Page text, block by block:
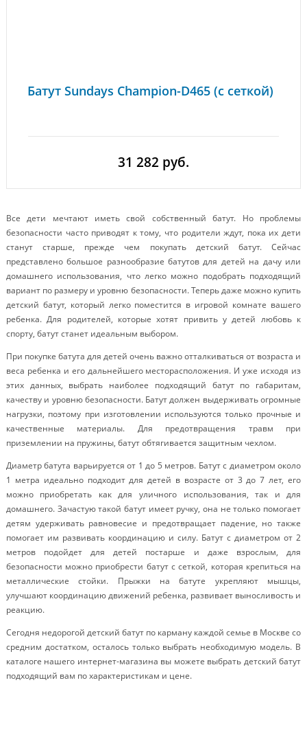
Батут Sundays Champion-D465 (с сеткой)
31 282 руб.
Все дети мечтают иметь свой собственный батут. Но проблемы
безопасности часто приводят к тому, что родители ждут, пока их дети
станут старше, прежде чем покупать детский батут. Сейчас
представлено большое разнообразие батутов для детей на дачу или
домашнего использования, что легко можно подобрать подходящий
вариант по размеру и уровню безопасности. Теперь даже можно купить
детский батут, который легко поместится в игровой комнате вашего
ребенка. Для родителей, которые хотят привить у детей любовь к
спорту, батут станет идеальным выбором.
При покупке батута для детей очень важно отталкиваться от возраста и
веса ребенка и его дальнейшего месторасположения. И уже исходя из
этих данных, выбрать наиболее подходящий батут по габаритам,
качеству и уровню безопасности. Батут должен выдерживать огромные
нагрузки, поэтому при изготовлении используются только прочные и
качественные материалы. Для предотвращения травм при
приземлении на пружины, батут обтягивается защитным чехлом.
Диаметр батута варьируется от 1 до 5 метров. Батут с диаметром около
1 метра идеально подходит для детей в возрасте от 3 до 7 лет, его
можно приобретать как для уличного использования, так и для
домашнего. Зачастую такой батут имеет ручку, она не только помогает
детям удерживать равновесие и предотвращает падение, но также
помогает им развивать координацию и силу. Батут с диаметром от 2
метров подойдет для детей постарше и даже взрослым, для
безопасности можно приобрести батут с сеткой, которая крепиться на
металлические стойки. Прыжки на батуте укрепляют мышцы,
улучшают координацию движений ребенка, развивает выносливость и
реакцию.
Сегодня недорогой детский батут по карману каждой семье в Москве со
средним достатком, осталось только выбрать необходимую модель. В
каталоге нашего интернет-магазина вы можете выбрать детский батут
подходящий вам по характеристикам и цене.